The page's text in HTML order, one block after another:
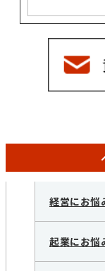
経営にお悩
起業にお悩